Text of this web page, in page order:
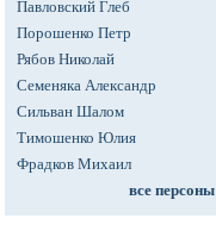
Павловский Глеб
Порошенко Петр
Рябов Николай
Семеняка Александр
Сильван Шалом
Тимошенко Юлия
Фрадков Михаил
все персоны